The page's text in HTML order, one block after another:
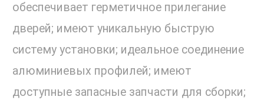
обеспечивает герметичное прилегание
дверей; имеют уникальную быструю
систему установки; идеальное соединение
алюминиевых профилей; имеют
доступные запасные запчасти для сборки;